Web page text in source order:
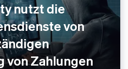
nutzt die
von
von Zahlungen